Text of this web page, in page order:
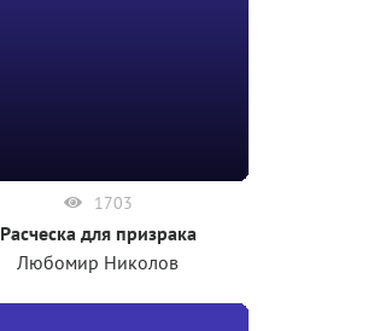
1703
Расческа для призрака
Любомир Николов